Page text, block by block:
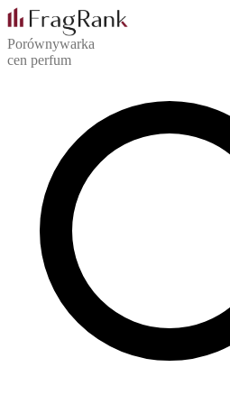
Porównywarka
cen perfum